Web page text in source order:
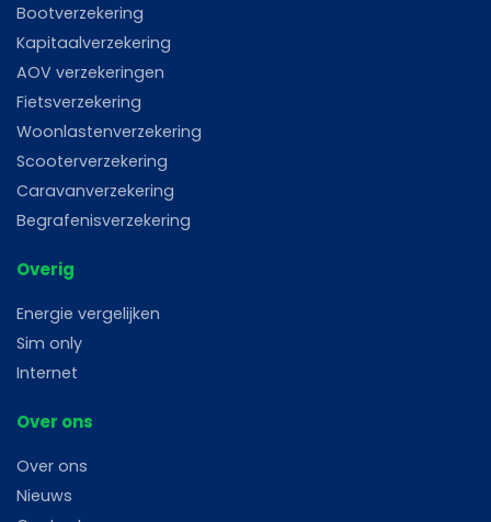
Bootverzekering
Kapitaalverzekering
AOV verzekeringen
Fietsverzekering
Woonlastenverzekering
Scooterverzekering
Caravanverzekering
Begrafenisverzekering
Overig
Energie vergelijken
Sim only
Internet
Over ons
Over ons
Nieuws